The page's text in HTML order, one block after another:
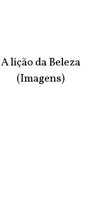
A lição da Beleza
(Imagens)